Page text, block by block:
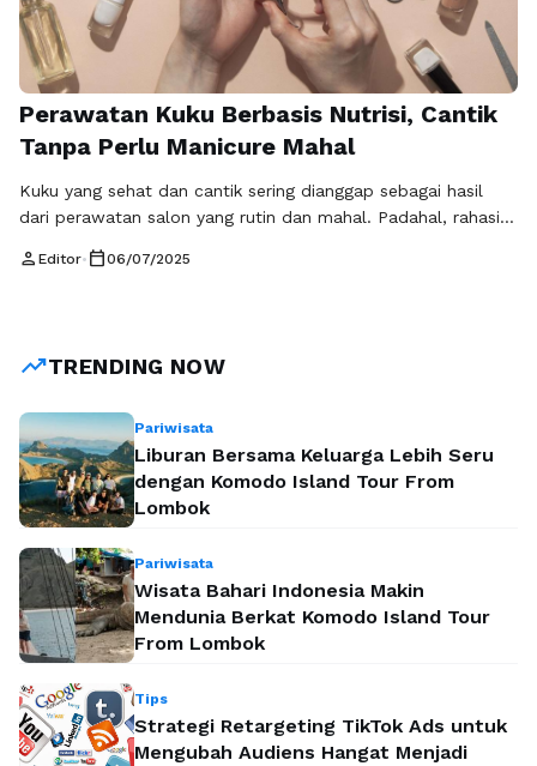
Perawatan Kuku Berbasis Nutrisi, Cantik
Tanpa Perlu Manicure Mahal
Kuku yang sehat dan cantik sering dianggap sebagai hasil
dari perawatan salon yang rutin dan mahal. Padahal, rahasia
sesuatu yang lebih sederhana dan alami: nutrisi yang tepat.
person Editor• calendar_today06/07/2025
trending_upTRENDING NOW
Pariwisata
Liburan Bersama Keluarga Lebih Seru
dengan Komodo Island Tour From
Lombok
Pariwisata
Wisata Bahari Indonesia Makin
Mendunia Berkat Komodo Island Tour
From Lombok
Tips
Strategi Retargeting TikTok Ads untuk
Mengubah Audiens Hangat Menjadi